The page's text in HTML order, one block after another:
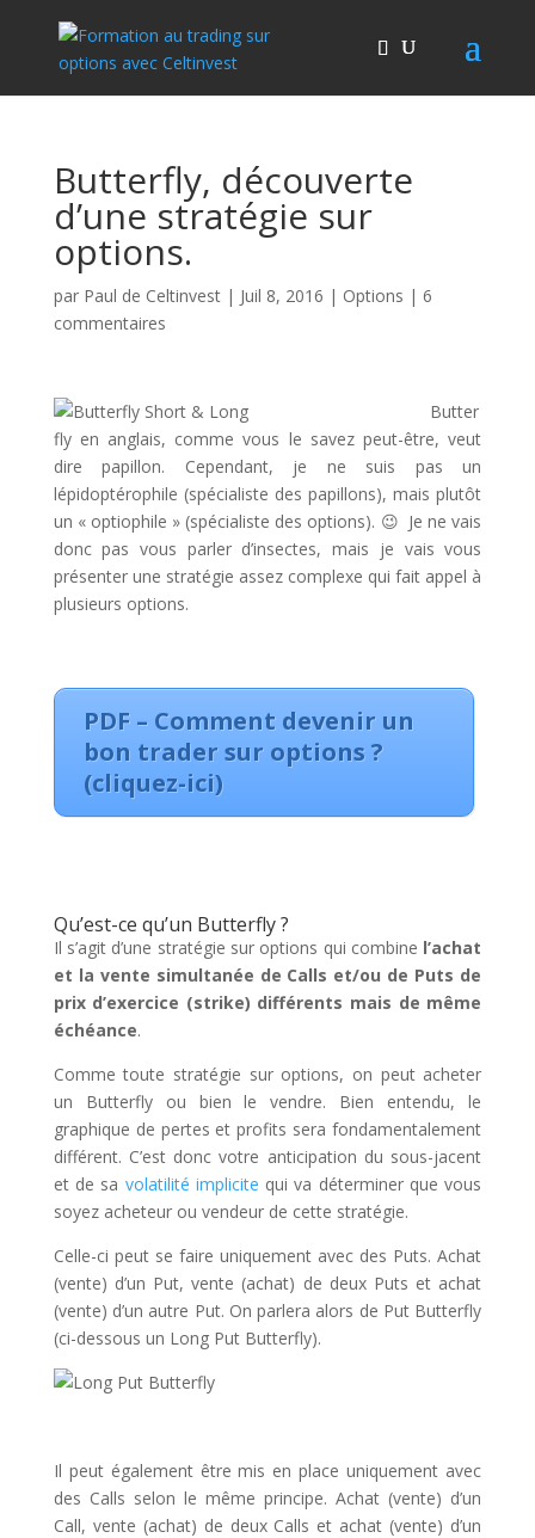
Butterfly, découverte
d’une stratégie sur
options.
par Paul de Celtinvest| Juil 8, 2016 | Options | 6
commentaires
Butter
fly en anglais, comme vous le savez peut-être, veut
dire papillon. Cependant, je ne suis pas un
lépidoptérophile (spécialiste des papillons), mais plutôt
un « optiophile » (spécialiste des options). 😉 Je ne vais
donc pas vous parler d’insectes, mais je vais vous
présenter une stratégie assez complexe qui fait appel à
plusieurs options.
PDF – Comment devenir un
bon trader sur options ?
(cliquez-ici)
Qu’est-ce qu’un Butterfly ?
Il s’agit d’une stratégie sur options qui combine l’achat
et la vente simultanée de Calls et/ou de Puts de
prix d’exercice (strike) différents mais de même
échéance.
Comme toute stratégie sur options, on peut acheter
un Butterfly ou bien le vendre. Bien entendu, le
graphique de pertes et profits sera fondamentalement
différent. C’est donc votre anticipation du sous-jacent
et de sa volatilité implicite qui va déterminer que vous
soyez acheteur ou vendeur de cette stratégie.
Celle-ci peut se faire uniquement avec des Puts. Achat
(vente) d’un Put, vente (achat) de deux Puts et achat
(vente) d’un autre Put. On parlera alors de Put Butterfly
(ci-dessous un Long Put Butterfly).
Il peut également être mis en place uniquement avec
des Calls selon le même principe. Achat (vente) d’un
Call, vente (achat) de deux Calls et achat (vente) d’un